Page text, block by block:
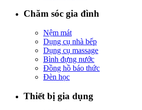
Chăm sóc gia đình
Nệm mát
Dụng cụ nhà bếp
Dụng cụ massage
Bình đựng nước
Đồng hồ báo thức
Đèn học
Thiết bị gia dụng